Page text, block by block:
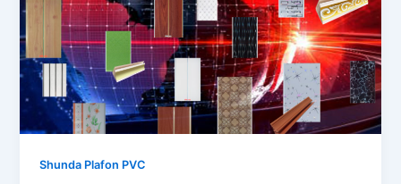
Shunda Plafon PVC